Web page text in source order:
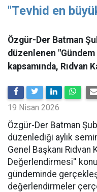
"Tevhid en
Özgür-Der Batman
düzenlenen
kapsamında, Rıdvan
19 Nisan 2026
​Özgür-Der Batman
düzenlediği aylık
Genel Başkanı
Değerlendirmesi''
gündeminde
değerlendirmeler